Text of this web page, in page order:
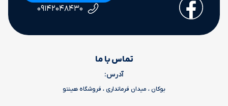
۰۹۱۴۲۰۴۸۴۳۰
تماس با ما
آدرس:
بوکان ، میدان فرمانداری ، فروشگاه هینتو